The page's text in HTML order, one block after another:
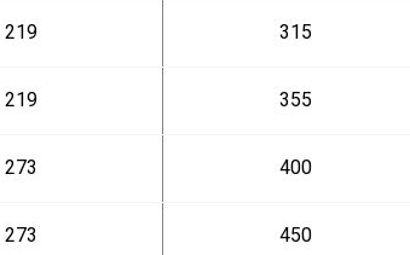
219 315
219 355
273 400
273 450